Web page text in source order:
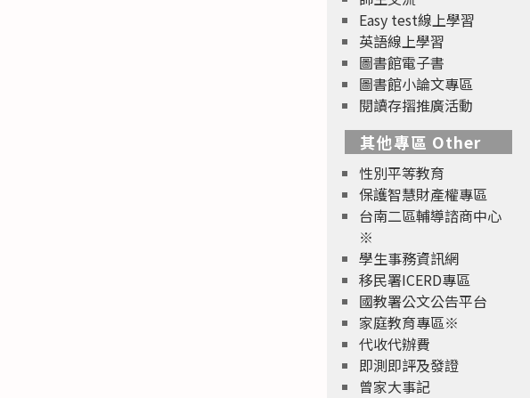
Easy test線上學習
英語線上學習
圖書館電子書
圖書館小論文專區
閱讀存摺推廣活動
其他專區 Other
性別平等教育
保護智慧財產權專區
台南二區輔導諮商中心
※
學生事務資訊網
移民署ICERD專區
國教署公文公告平台
家庭教育專區※
代收代辦費
即測即評及發證
曾家大事記